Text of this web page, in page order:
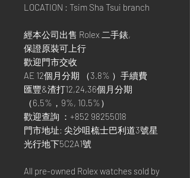
LOCATION : Tsim Sha Tsui branch
經本公司出售 Rolex 二手錶,
保證原裝可上行
歡迎門市交收
AE 12個月分期 （3.8% ）手續費
匯豐&渣打12,24,36個月分期
（6.5%，9%, 10.5%）
歡迎查詢 ：+852 98255018
門市地址: 尖沙咀梳士巴利道3號星
光行地下5C2A1號
All pre-owned Rolex watches sold by